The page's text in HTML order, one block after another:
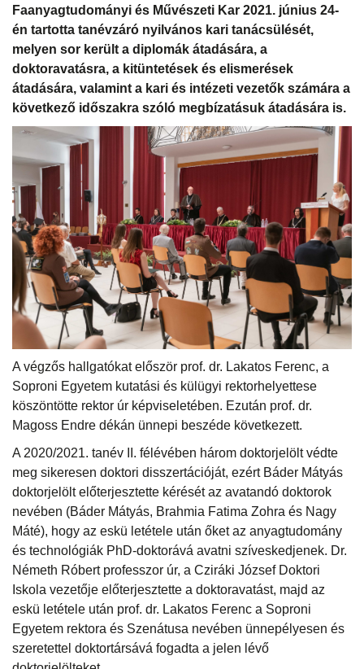
Faanyagtudományi és Művészeti Kar 2021. június 24-
én tartotta tanévzáró nyilvános kari tanácsülését,
melyen sor került a diplomák átadására, a
doktoravatásra, a kitüntetések és elismerések
átadására, valamint a kari és intézeti vezetők számára a
következő időszakra szóló megbízatásuk átadására is.
A végzős hallgatókat először prof. dr. Lakatos Ferenc, a
Soproni Egyetem kutatási és külügyi rektorhelyettese
köszöntötte rektor úr képviseletében. Ezután prof. dr.
Magoss Endre dékán ünnepi beszéde következett.
A 2020/2021. tanév II. félévében három doktorjelölt védte
meg sikeresen doktori disszertációját, ezért Báder Mátyás
doktorjelölt előterjesztette kérését az avatandó doktorok
nevében (Báder Mátyás, Brahmia Fatima Zohra és Nagy
Máté), hogy az eskü letétele után őket az anyagtudomány
és technológiák PhD-doktorává avatni szíveskedjenek. Dr.
Németh Róbert professzor úr, a Cziráki József Doktori
Iskola vezetője előterjesztette a doktoravatást, majd az
eskü letétele után prof. dr. Lakatos Ferenc a Soproni
Egyetem rektora és Szenátusa nevében ünnepélyesen és
szeretettel doktortársává fogadta a jelen lévő